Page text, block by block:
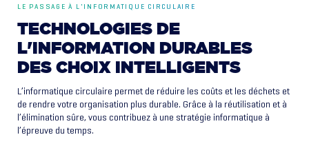
LE PASSAGE À L'INFORMATIQUE CIRCULAIRE
TECHNOLOGIES DE
L'INFORMATION
DURABLES
DES CHOIX INTELLIGENTS
L’informatique circulaire permet de réduire les coûts et les déchets et
de rendre votre organisation plus durable. Grâce à la réutilisation et à
l’élimination sûre, vous contribuez à une stratégie informatique à
l’épreuve du temps.